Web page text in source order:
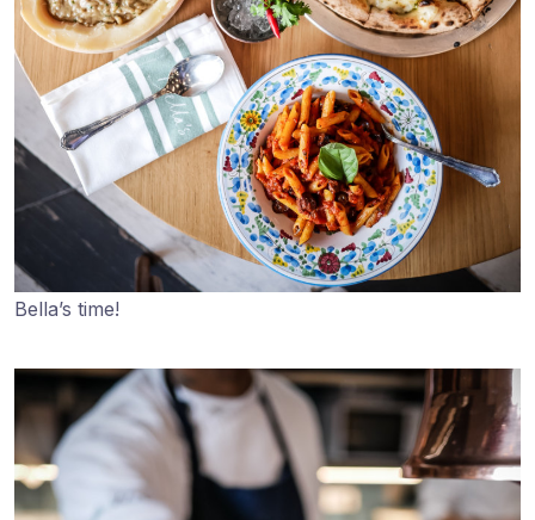
Bella’s time!